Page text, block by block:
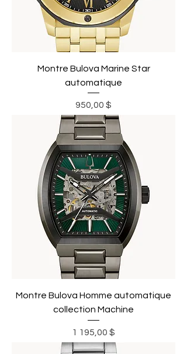
Montre Bulova Marine Star
automatique
Prix
950,00 $
Montre Bulova Homme automatique
collection Machine
Prix
1 195,00 $